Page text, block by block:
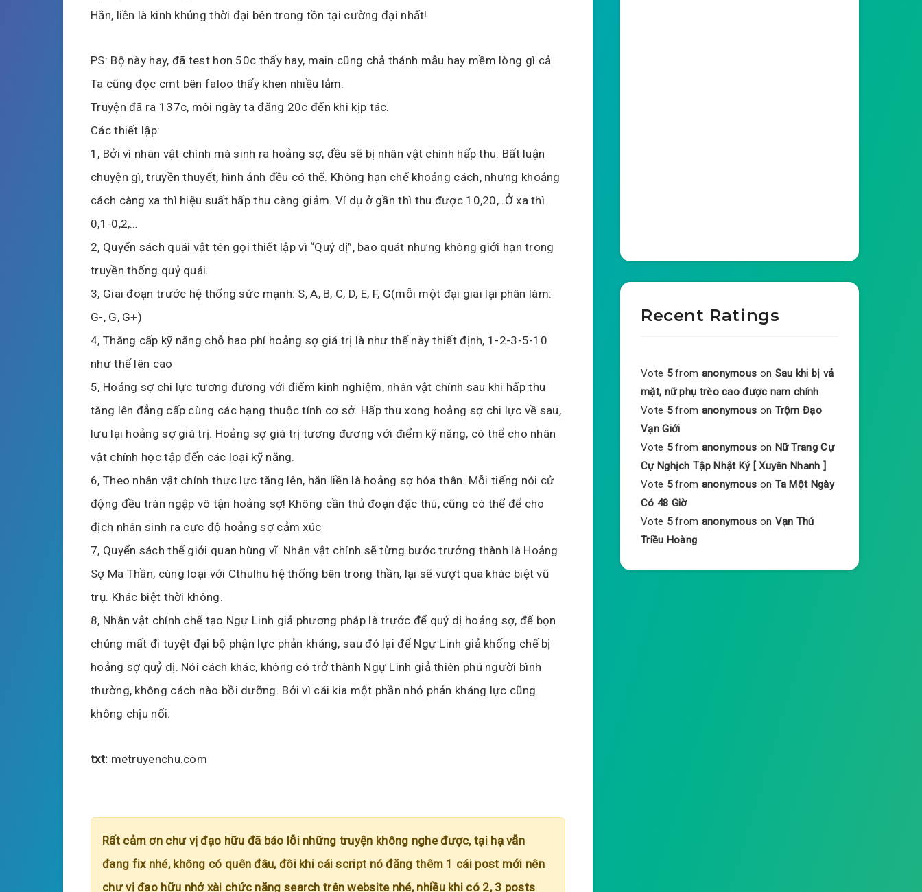
Hắn, liền là kinh khủng thời đại bên trong tồn tại cường đại nhất!
PS: Bộ này hay, đã test hơn 50c thấy hay, main cũng chả thánh mẫu hay mềm lòng gì cả.
Ta cũng đọc cmt bên faloo thấy khen nhiều lắm.
Truyện đã ra 137c, mỗi ngày ta đăng 20c đến khi kịp tác.
Các thiết lập:
1, Bởi vì nhân vật chính mà sinh ra hoảng sợ, đều sẽ bị nhân vật chính hấp thu. Bất luận
chuyện gì, truyền thuyết, hình ảnh đều có thể. Không hạn chế khoảng cách, nhưng khoảng
cách càng xa thì hiệu suất hấp thu càng giảm. Ví dụ ở gần thì thu được 10,20,..Ở xa thì
0,1-0,2,…
2, Quyển sách quái vật tên gọi thiết lập vì “Quỷ dị”, bao quát nhưng không giới hạn trong
truyền thống quỷ quái.
3, Giai đoạn trước hệ thống sức mạnh: S, A, B, C, D, E, F, G(mỗi một đại giai lại phân làm:
G-, G, G+)
4, Thăng cấp kỹ năng chỗ hao phí hoảng sợ giá trị là như thế này thiết định, 1-2-3-5-10
như thế lên cao
5, Hoảng sợ chi lực tương đương với điểm kinh nghiệm, nhân vật chính sau khi hấp thu
tăng lên đẳng cấp cùng các hạng thuộc tính cơ sở. Hấp thu xong hoảng sợ chi lực về sau,
lưu lại hoảng sợ giá trị. Hoảng sợ giá trị tương đương với điểm kỹ năng, có thể cho nhân
vật chính học tập đến các loại kỹ năng.
6, Theo nhân vật chính thực lực tăng lên, hắn liền là hoảng sợ hóa thân. Mỗi tiếng nói cử
động đều tràn ngập vô tận hoảng sợ! Không cần thủ đoạn đặc thù, cũng có thể để cho
địch nhân sinh ra cực độ hoảng sợ cảm xúc
7, Quyển sách thế giới quan hùng vĩ. Nhân vật chính sẽ từng bước trưởng thành là Hoảng
Sợ Ma Thần, cùng loại với Cthulhu hệ thống bên trong thần, lại sẽ vượt qua khác biệt vũ
trụ. Khác biệt thời không.
8, Nhân vật chính chế tạo Ngự Linh giả phương pháp là trước để quỷ dị hoảng sợ, để bọn
chúng mất đi tuyệt đại bộ phận lực phản kháng, sau đó lại để Ngự Linh giả khống chế bị
hoảng sợ quỷ dị. Nói cách khác, không có trở thành Ngự Linh giả thiên phú người bình
thường, không cách nào bồi dưỡng. Bởi vì cái kia một phần nhỏ phản kháng lực cũng
không chịu nổi.
txt: metruyenchu.com
Rất cảm ơn chư vị đạo hữu đã báo lỗi những truyện không nghe được, tại hạ vẫn
đang fix nhé, không có quên đâu, đôi khi cái script nó đăng thêm 1 cái post mới nên
chư vị đạo hữu nhớ xài chức năng search trên website nhé, nhiều khi có 2, 3 posts
Recent Ratings
Vote 5 from anonymous on Sau khi bị vả
mặt, nữ phụ trèo cao được nam chính
Vote 5 from anonymous on Trộm Đạo
Vạn Giới
Vote 5 from anonymous on Nữ Trang Cự
Cự Nghịch Tập Nhật Ký [ Xuyên Nhanh ]
Vote 5 from anonymous on Ta Một Ngày
Có 48 Giờ
Vote 5 from anonymous on Vạn Thú
Triều Hoàng